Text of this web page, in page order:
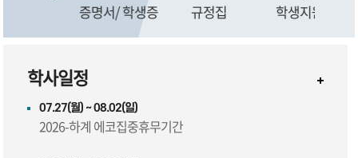
규정집 학생지원 시설 및 서비스
학사일정
07.27(월) ~ 08.02(일)
2026-하계 에코집중휴무기간